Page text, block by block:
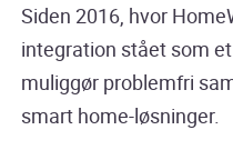
Siden 2016, hvor
integration stået som
muliggør problemfri
smart home-løsninger.